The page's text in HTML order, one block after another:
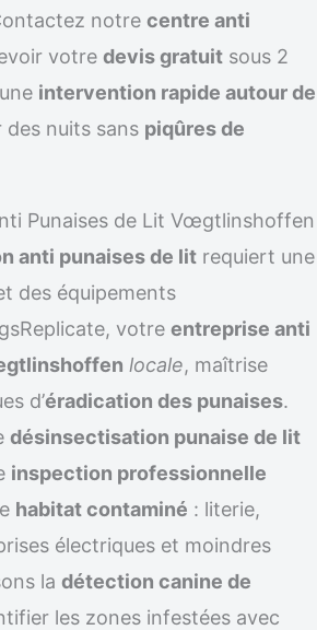
notre centre anti
votre devis gratuit sous 2
intervention rapide autour de
nuits sans piqûres de
Punaises de Lit Vœgtlinshoffen
anti punaises de lit requiert une
des équipements
votre entreprise anti
locale, maîtrise
d’éradication des punaises.
désinsectisation punaise de lit
inspection professionnelle
habitat contaminé : literie,
électriques et moindres
la détection canine de
les zones infestées avec